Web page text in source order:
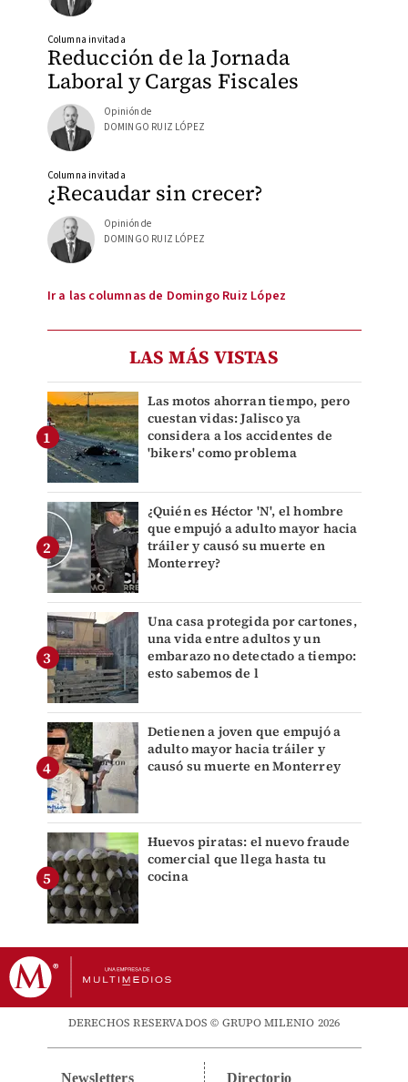
Reducción de la Jornada
Laboral y Cargas Fiscales
Columna invitada
Opinión de
DOMINGO RUIZ LÓPEZ
¿Recaudar sin crecer?
Columna invitada
Opinión de
DOMINGO RUIZ LÓPEZ
Ir a las columnas de Domingo Ruiz López
LAS MÁS VISTAS
Las motos ahorran tiempo, pero
cuestan vidas: Jalisco ya
considera a los accidentes de
'bikers' como problema
¿Quién es Héctor 'N', el hombre
que empujó a adulto mayor hacia
tráiler y causó su muerte en
Monterrey?
Una casa protegida por cartones,
una vida entre adultos y un
embarazo no detectado a tiempo:
esto sabemos de l
Detienen a joven que empujó a
adulto mayor hacia tráiler y
causó su muerte en Monterrey
Huevos piratas: el nuevo fraude
comercial que llega hasta tu
cocina
DERECHOS RESERVADOS © GRUPO MILENIO 2026
Newsletters Directorio